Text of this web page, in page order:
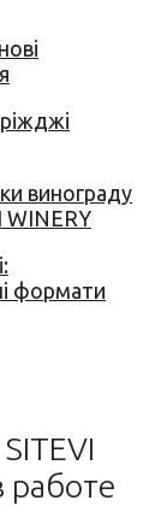
винограду
WINERY
формати
работе